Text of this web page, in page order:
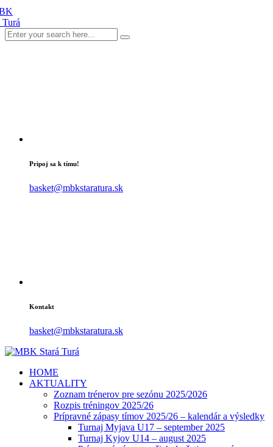
Pripoj sa k tímu!
basket@mbkstaratura.sk
Kontakt
basket@mbkstaratura.sk
HOME
AKTUALITY
Zoznam trénerov pre sezónu 2025/2026
Rozpis tréningov 2025/26
Prípravné zápasy tímov 2025/26 – kalendár a výsledky
Turnaj Myjava U17 – september 2025
Turnaj Kyjov U14 – august 2025